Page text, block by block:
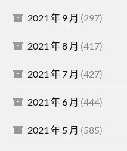
2021 年 9 月 (297)
2021 年 8 月 (417)
2021 年 7 月 (427)
2021 年 6 月 (444)
2021 年 5 月 (585)